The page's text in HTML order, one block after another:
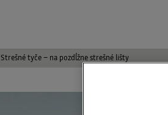
Strešné tyče – na pozdĺžne strešné lišty